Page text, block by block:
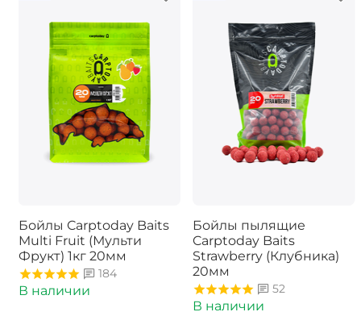
Бойлы Carptoday Baits
Multi Fruit (Мульти
Фрукт) 1кг 20мм
184
В наличии
Бойлы пылящие
Carptoday Baits
Strawberry (Клубника)
20мм
52
В наличии